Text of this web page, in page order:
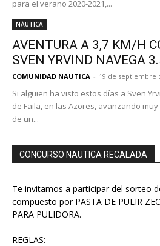
para el verano 2020-2021,...
NÁUTICA
AVENTURA A 3,7 KM/H
SVEN YRVIND NAVEGA
COMUNIDAD NAUTICA - 19 de septiembre
Si alguien ha visto estos días a Sven
de Faila, en las Azores, avanzando
de un...
CONCURSO NAUTICA RECALADA
Te invitamos a participar del sorteo
compuesto por PASTA DE PULIR
PARA PULIDORA.
REGLAS: